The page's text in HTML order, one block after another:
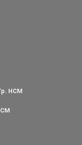
HCM